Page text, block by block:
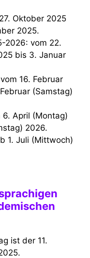
2025.
bis 3. Januar
(Samstag)
2026.